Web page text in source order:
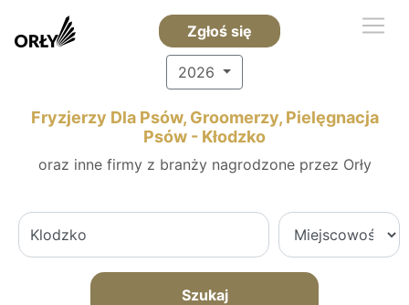
Zgłoś się
2026
Fryzjerzy Dla Psów, Groomerzy, Pielęgnacja
Psów - Kłodzko
oraz inne firmy z branży nagrodzone przez Orły
Szukaj